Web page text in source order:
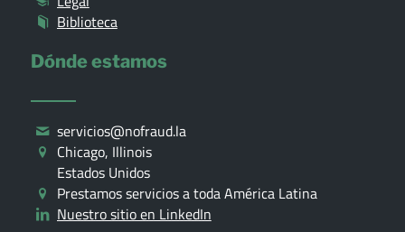
Biblioteca
Dónde estamos
servicios@nofraud.la
Chicago, Illinois
Estados Unidos
Prestamos servicios a toda América Latina
Nuestro sitio en LinkedIn